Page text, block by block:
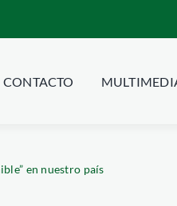
CONTACTO
en nuestro país